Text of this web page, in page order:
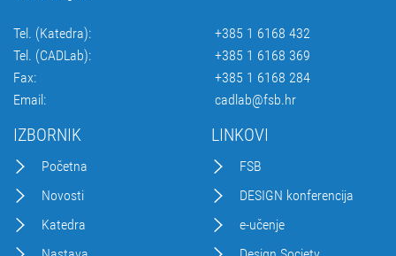
Tel. (Katedra):
+385 1 6168 432
Tel. (CADLab):
+385 1 6168 369
Fax:
+385 1 6168 284
Email:
cadlab@fsb.hr
IZBORNIK
Početna
Novosti
Katedra
LINKOVI
FSB
DESIGN konferencija
e-učenje